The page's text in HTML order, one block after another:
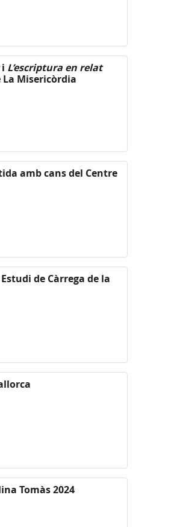
i L’escriptura en relat
La Misericòrdia
amb cans del Centre
de Càrrega de la
Tomàs 2024